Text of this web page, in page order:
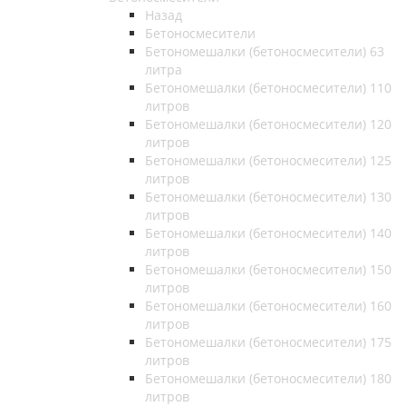
Назад
Бетоносмесители
Бетономешалки (бетоносмесители) 63
литра
Бетономешалки (бетоносмесители) 110
литров
Бетономешалки (бетоносмесители) 120
литров
Бетономешалки (бетоносмесители) 125
литров
Бетономешалки (бетоносмесители) 130
литров
Бетономешалки (бетоносмесители) 140
литров
Бетономешалки (бетоносмесители) 150
литров
Бетономешалки (бетоносмесители) 160
литров
Бетономешалки (бетоносмесители) 175
литров
Бетономешалки (бетоносмесители) 180
литров